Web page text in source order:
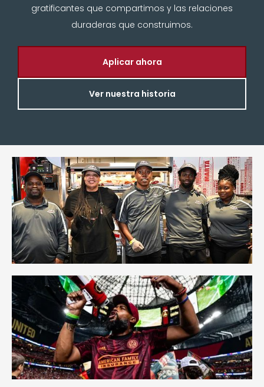
gratificantes que compartimos y las relaciones
duraderas que construimos.
Aplicar ahora
Ver nuestra historia